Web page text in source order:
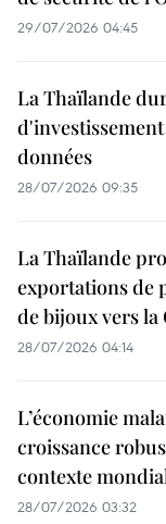
29/07/2026 04:45
La Thaïlande
données
28/07/2026 09:35
La Thaïlande
exportations de
de bijoux vers la
28/07/2026 04:14
L’économie
croissance
contexte
28/07/2026 03:32